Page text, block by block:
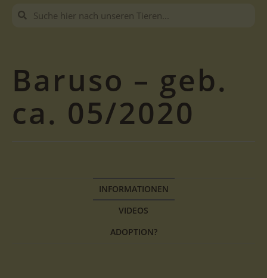
Baruso – geb.
ca. 05/2020
INFORMATIONEN
VIDEOS
ADOPTION?